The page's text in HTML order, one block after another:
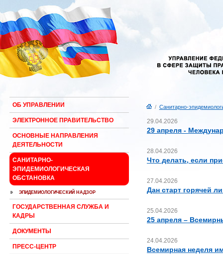
ОБ УПРАВЛЕНИИ
ЭЛЕКТРОННОЕ ПРАВИТЕЛЬСТВО
ОСНОВНЫЕ НАПРАВЛЕНИЯ
ДЕЯТЕЛЬНОСТИ
САНИТАРНО-
ЭПИДЕМИОЛОГИЧЕСКАЯ
ОБСТАНОВКА
ЭПИДЕМИОЛОГИЧЕСКИЙ НАДЗОР
ГОСУДАРСТВЕННАЯ СЛУЖБА И
КАДРЫ
ДОКУМЕНТЫ
ПРЕСС-ЦЕНТР
/ Санитарно-
29.04.2026
29 апреля -
28.04.2026
Что делать, если
27.04.2026
Дан старт горячей
25.04.2026
25 апреля –
24.04.2026
Всемирная неделя